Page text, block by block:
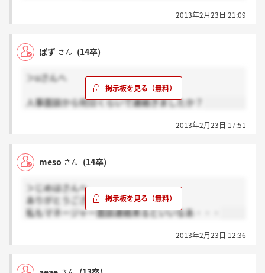
2013年2月23日 21:09
ぱず さん (14卒)
＞uさんへ
人事面談から何日くらいで連絡きましたか？
2013年2月23日 17:51
meso さん (14卒)
＞じめはさんへ
ありがとうございます！
私もマネージャー面談連絡来るといいなあ・・・
2013年2月23日 12:36